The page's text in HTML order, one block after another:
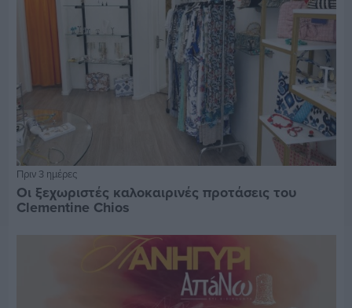
Πριν 3 ημέρες
Οι ξεχωριστές καλοκαιρινές προτάσεις του
Clementine Chios